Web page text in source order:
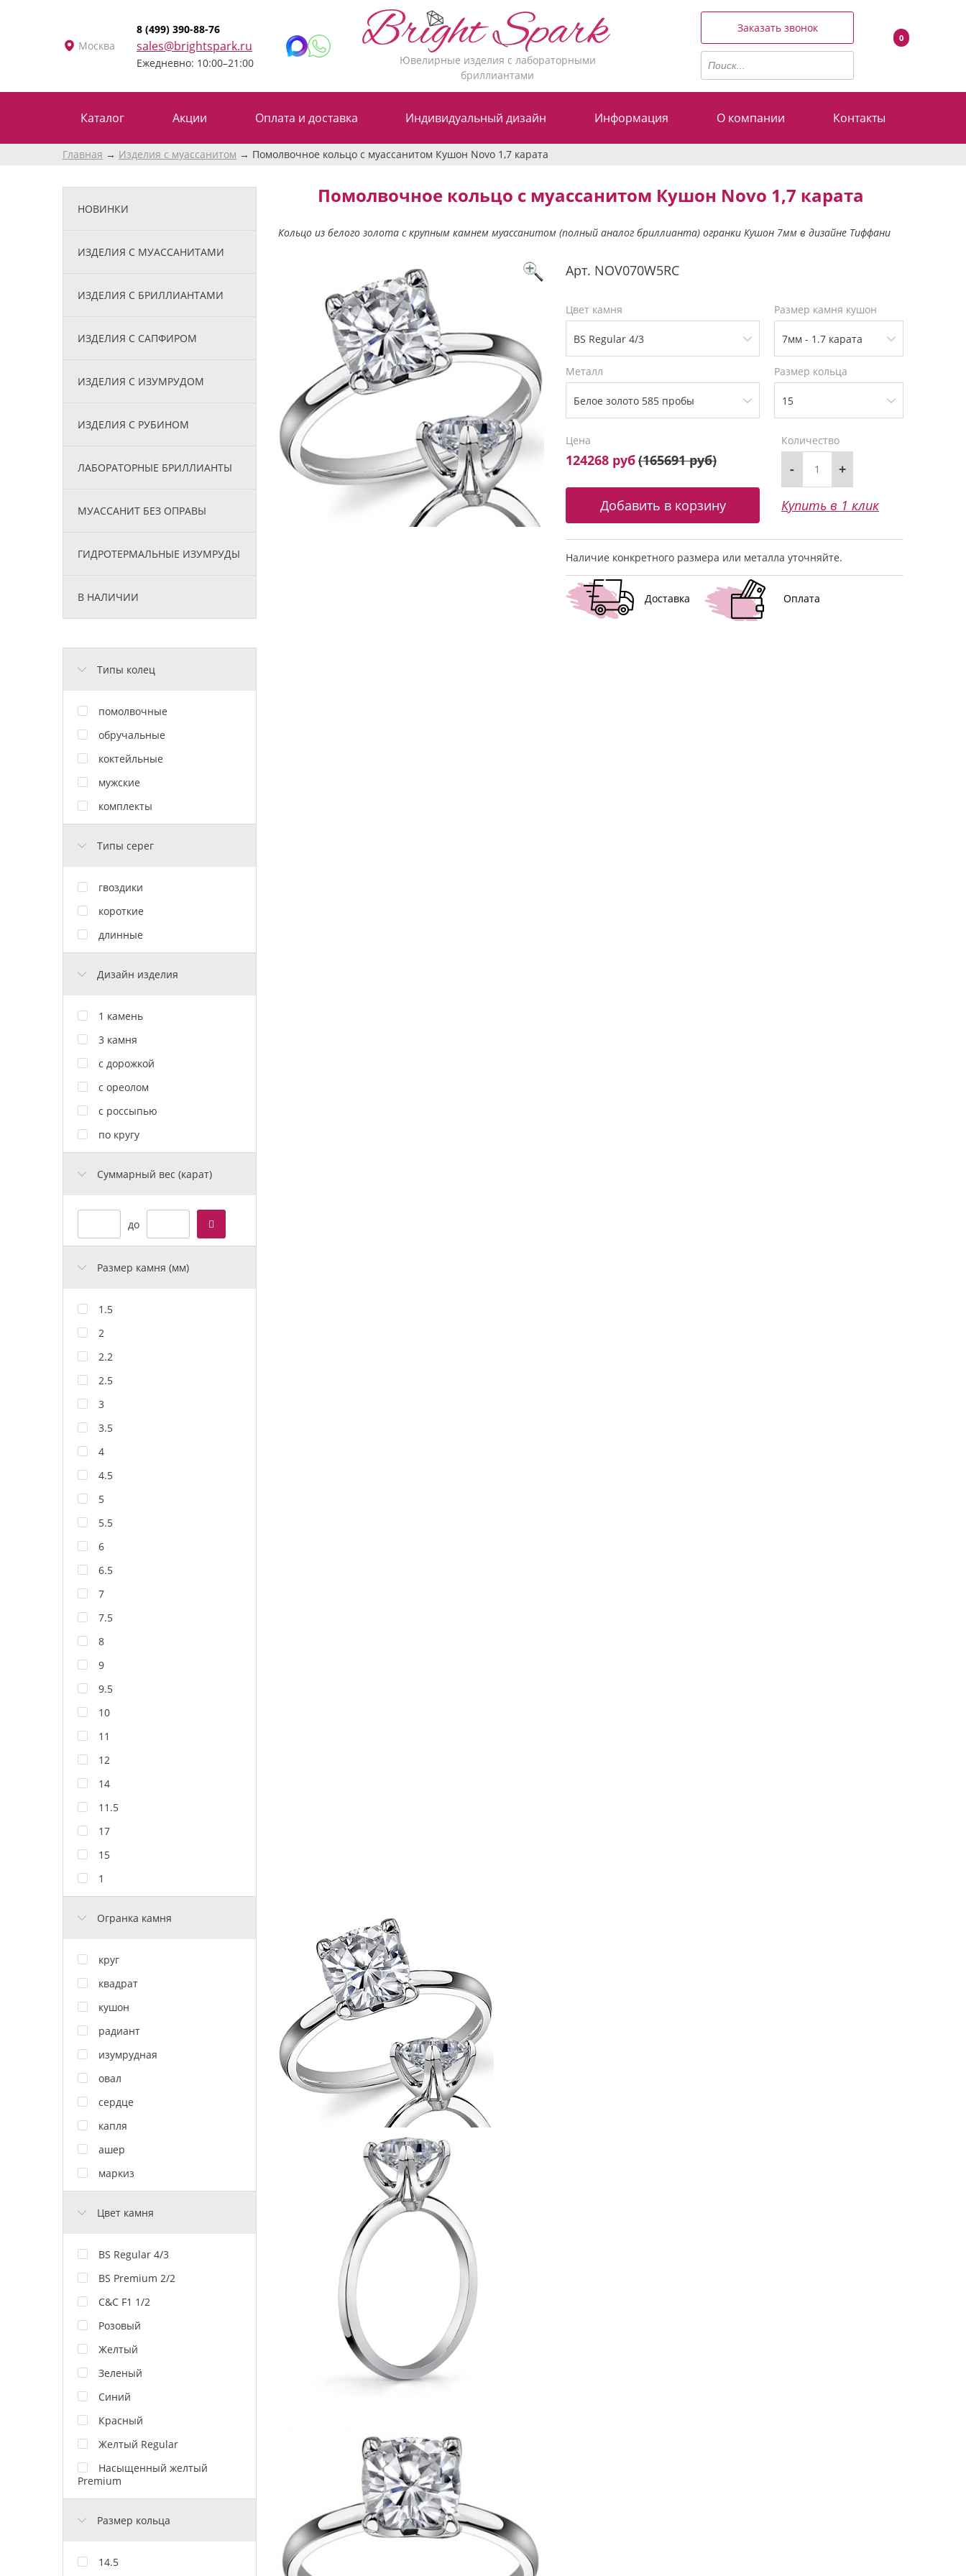
Москва
8 (499) 390-88-76
sales@brightspark.ru
Ежедневно: 10:00–21:00
Ювелирные изделия с лабораторными
бриллиантами
Заказать звонок
0
Каталог Акции Оплата и доставка Индивидуальный дизайн Информация О компании Контакты
Главная Изделия с муассанитом Помолвочное кольцо с муассанитом Кушон Novo 1,7 карата
НОВИНКИ
ИЗДЕЛИЯ С МУАССАНИТАМИ
ИЗДЕЛИЯ С БРИЛЛИАНТАМИ
ИЗДЕЛИЯ С САПФИРОМ
ИЗДЕЛИЯ С ИЗУМРУДОМ
ИЗДЕЛИЯ С РУБИНОМ
ЛАБОРАТОРНЫЕ БРИЛЛИАНТЫ
МУАССАНИТ БЕЗ ОПРАВЫ
ГИДРОТЕРМАЛЬНЫЕ ИЗУМРУДЫ
В НАЛИЧИИ
Типы колец
помолвочные
обручальные
коктейльные
мужские
комплекты
Типы серег
гвоздики
короткие
длинные
Дизайн изделия
1 камень
3 камня
с дорожкой
с ореолом
с россыпью
по кругу
Cуммарный вес (карат)
до
Размер камня (мм)
1.5
2
2.2
2.5
3
3.5
4
4.5
5
5.5
6
6.5
7
7.5
8
9
9.5
10
11
12
14
11.5
17
15
1
Огранка камня
круг
квадрат
кушон
радиант
изумрудная
овал
сердце
капля
ашер
маркиз
Цвет камня
BS Regular 4/3
BS Premium 2/2
C&C F1 1/2
Розовый
Желтый
Зеленый
Синий
Красный
Желтый Regular
Насыщенный желтый
Premium
Размер кольца
14.5
Помолвочное кольцо с муассанитом Кушон Novo 1,7 карата
Кольцо из белого золота с крупным камнем муассанитом (полный аналог бриллианта) огранки Кушон 7мм в дизайне Тиффани
Арт. NOV070W5RC
Цвет камня Размер камня кушон
Металл Размер кольца
Цена
124268 руб(165691 руб)
Количество
- +
Купить в 1 клик
Наличие конкретного размера или металла уточняйте.
Доставка Оплата